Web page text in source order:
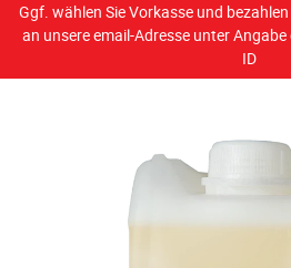
Ggf. wählen Sie Vorkasse und
an unsere email-Adresse unter
ID